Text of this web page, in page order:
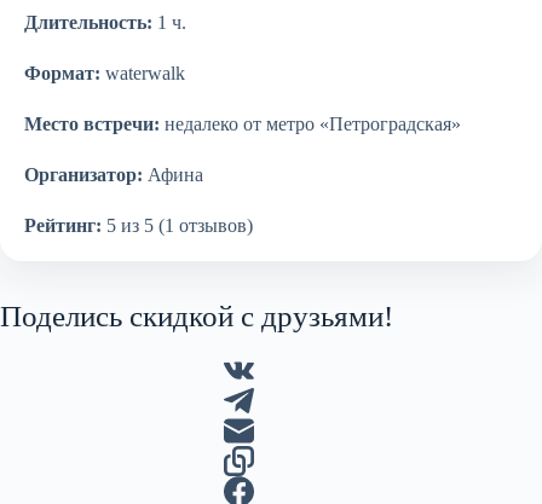
Длительность: 1 ч.
Формат: waterwalk
Место встречи: недалеко от метро «Петроградская»
Организатор: Афина
Рейтинг: 5 из 5 (1 отзывов)
Поделись скидкой с друзьями!